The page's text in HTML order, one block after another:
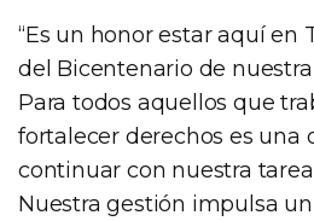
“Es un honor estar aquí en
del Bicentenario de
Para todos aquellos que
fortalecer derechos es una
continuar con nuestra
Nuestra gestión impulsa